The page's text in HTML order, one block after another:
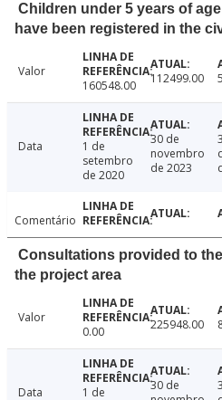
Children under 5 years of
have been registered in the
Valor
160548.00
112499.00
Data
1 de
setembro
de 2020
30 de
novembro
de 2023
Comentário
Consultations provided to
the project area
Valor
0.00
225948.00
Data
1 de
30 de